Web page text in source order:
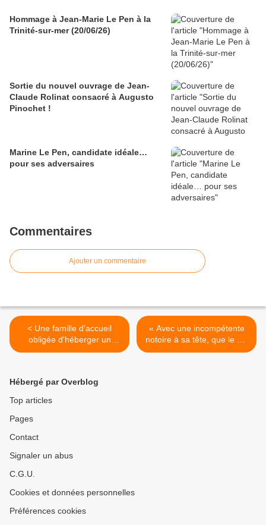
Hommage à Jean-Marie Le Pen à la
Trinité-sur-mer (20/06/26)
Sortie du nouvel ouvrage de Jean-
Claude Rolinat consacré à Augusto
Pinochet !
Marine Le Pen, candidate idéale…
pour ses adversaires
Commentaires
Ajouter un commentaire
< Une famille d'accueil
obligée d'héberger un
migrant malien « mineur »
« Avec une incompétente
notoire à sa tête, que le FN
change ou non de nom,
Hébergé par Overblog
Top articles
Pages
Contact
Signaler un abus
C.G.U.
Cookies et données personnelles
Préférences cookies